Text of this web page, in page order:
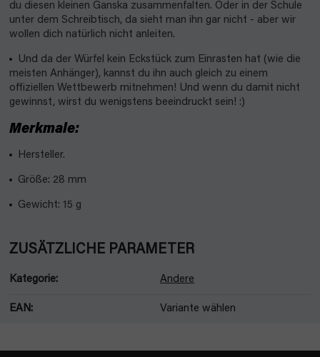
du diesen kleinen Ganska zusammenfalten. Oder in der Schule
unter dem Schreibtisch, da sieht man ihn gar nicht - aber wir
wollen dich natürlich nicht anleiten.
Und da der Würfel kein Eckstück zum Einrasten hat (wie die
meisten Anhänger), kannst du ihn auch gleich zu einem
offiziellen Wettbewerb mitnehmen! Und wenn du damit nicht
gewinnst, wirst du wenigstens beeindruckt sein! :)
Merkmale:
Hersteller.
Größe: 28 mm
Gewicht: 15 g
ZUSÄTZLICHE PARAMETER
Kategorie: Andere
EAN: Variante wählen